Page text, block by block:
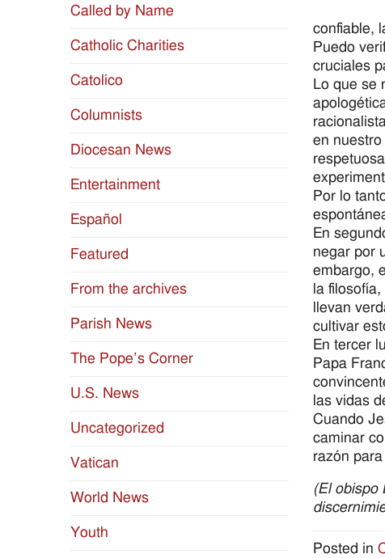
confiable,
Puedo
cruciales
Lo que se
en
Por lo
En
negar por
embargo,
la
llevan
cultivar
En tercer
Papa
las vidas
Cuando
caminar
razón
(El obispo
Posted in
Called by Name
Catholic Charities
Catolico
Columnists
Diocesan News
Entertainment
Español
Featured
From the archives
Parish News
The Pope’s Corner
U.S. News
Uncategorized
Vatican
World News
Youth